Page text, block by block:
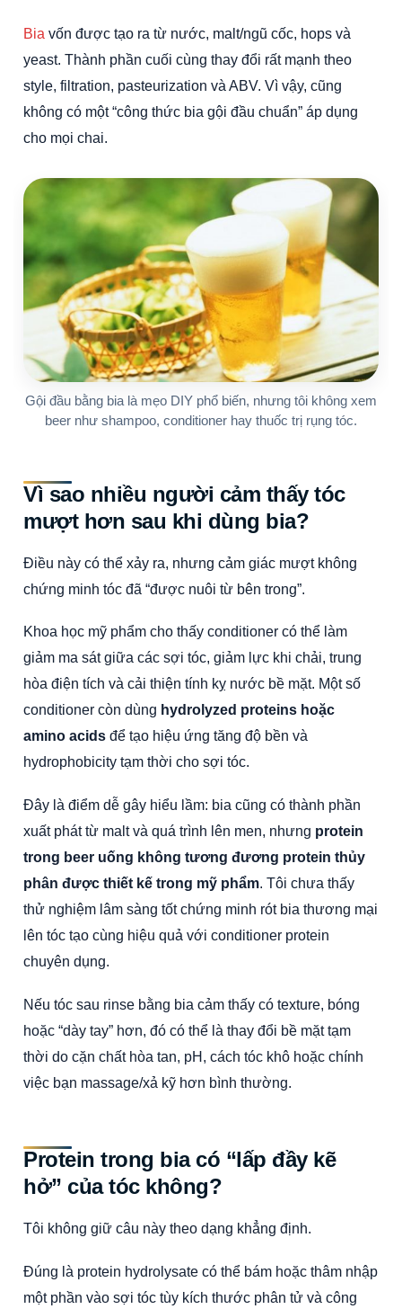
Bia vốn được tạo ra từ nước, malt/ngũ cốc, hops và
yeast. Thành phần cuối cùng thay đổi rất mạnh theo
style, filtration, pasteurization và ABV. Vì vậy, cũng
không có một “công thức bia gội đầu chuẩn” áp dụng
cho mọi chai.
Gội đầu bằng bia là mẹo DIY phổ biến, nhưng tôi không xem
beer như shampoo, conditioner hay thuốc trị rụng tóc.
Vì sao nhiều người cảm thấy tóc
mượt hơn sau khi dùng bia?
Điều này có thể xảy ra, nhưng cảm giác mượt không
chứng minh tóc đã “được nuôi từ bên trong”.
Khoa học mỹ phẩm cho thấy conditioner có thể làm
giảm ma sát giữa các sợi tóc, giảm lực khi chải, trung
hòa điện tích và cải thiện tính kỵ nước bề mặt. Một số
conditioner còn dùng hydrolyzed proteins hoặc
amino acids để tạo hiệu ứng tăng độ bền và
hydrophobicity tạm thời cho sợi tóc.
Đây là điểm dễ gây hiểu lầm: bia cũng có thành phần
xuất phát từ malt và quá trình lên men, nhưng protein
trong beer uống không tương đương protein thủy
phân được thiết kế trong mỹ phẩm. Tôi chưa thấy
thử nghiệm lâm sàng tốt chứng minh rót bia thương mại
lên tóc tạo cùng hiệu quả với conditioner protein
chuyên dụng.
Nếu tóc sau rinse bằng bia cảm thấy có texture, bóng
hoặc “dày tay” hơn, đó có thể là thay đổi bề mặt tạm
thời do cặn chất hòa tan, pH, cách tóc khô hoặc chính
việc bạn massage/xả kỹ hơn bình thường.
Protein trong bia có “lấp đầy kẽ
hở” của tóc không?
Tôi không giữ câu này theo dạng khẳng định.
Đúng là protein hydrolysate có thể bám hoặc thâm nhập
một phần vào sợi tóc tùy kích thước phân tử và công